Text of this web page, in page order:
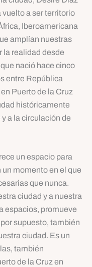
a ser territorio
Iberoamericana
amplían nuestras
la realidad desde
nació hace cinco
entre República
Puerto de la Cruz
históricamente
a la circulación de
un espacio para
momento en el que
que nunca.
ciudad y a nuestra
espacios, promueve
supuesto, también
ciudad. Es un
también
de la Cruz en